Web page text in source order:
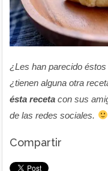
¿Les han parecido
¿tienen alguna otra
ésta receta con sus
de las redes sociales.
Compartir